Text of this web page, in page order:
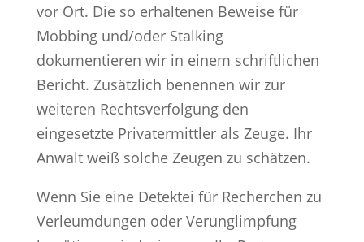
vor Ort. Die so erhaltenen Beweise für
Mobbing und/oder Stalking
dokumentieren wir in einem schriftlichen
Bericht. Zusätzlich benennen wir zur
weiteren Rechtsverfolgung den
eingesetzte Privatermittler als Zeuge. Ihr
Anwalt weiß solche Zeugen zu schätzen.
Wenn Sie eine Detektei für Recherchen zu
Verleumdungen oder Verunglimpfung